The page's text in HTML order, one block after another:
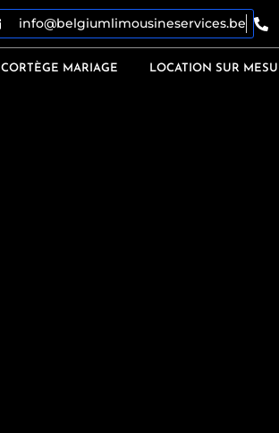
info@belgiumlimousineservices.be
CORTÈGE MARIAGE LOCATION SUR